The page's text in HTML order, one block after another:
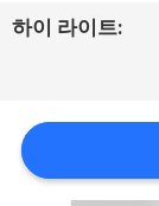
행
질
하이 라이트: